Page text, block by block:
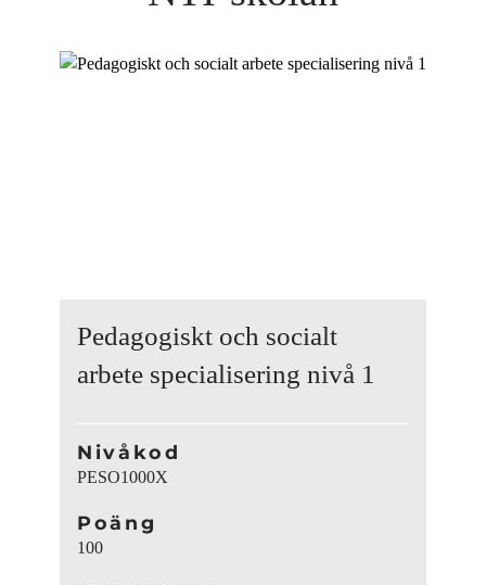
Pedagogiskt och socialt
arbete specialisering nivå 1
Nivåkod
PESO1000X
Poäng
100